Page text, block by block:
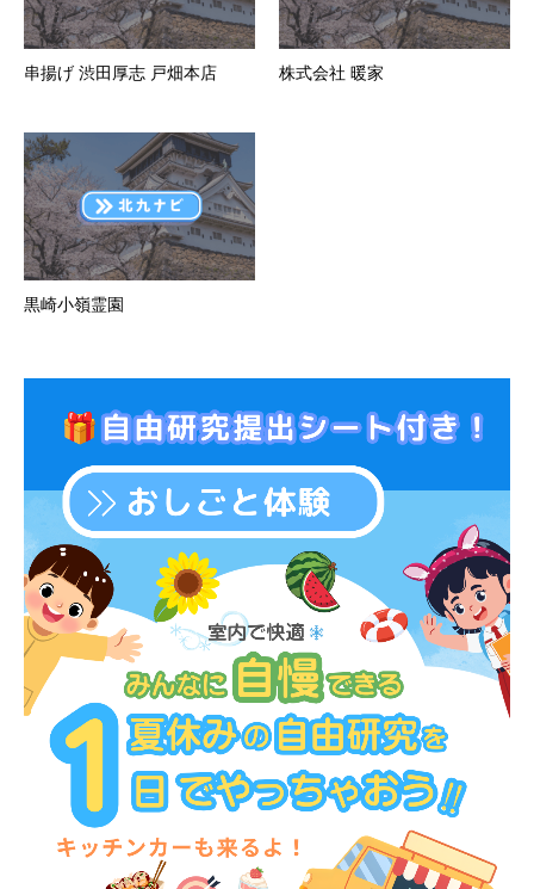
串揚げ 渋田厚志 戸畑本店 株式会社 暖家
黒崎小嶺霊園